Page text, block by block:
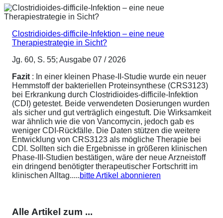
Clostridioides-difficile-Infektion – eine neue
Therapiestrategie in Sicht?
Jg. 60, S. 55; Ausgabe 07 / 2026
Fazit : In einer kleinen Phase-II-Studie wurde ein neuer
Hemmstoff der bakteriellen Proteinsynthese (CRS3123)
bei Erkrankung durch Clostridioides-difficile-Infektion
(CDI) getestet. Beide verwendeten Dosierungen wurden
als sicher und gut verträglich eingestuft. Die Wirksamkeit
war ähnlich wie die von Vancomycin, jedoch gab es
weniger CDI-Rückfälle. Die Daten stützen die weitere
Entwicklung von CRS3123 als mögliche Therapie bei
CDI. Sollten sich die Ergebnisse in größeren klinischen
Phase-III-Studien bestätigen, wäre der neue Arzneistoff
ein dringend benötigter therapeutischer Fortschritt im
klinischen Alltag.....bitte Artikel abonnieren
Alle Artikel zum ...